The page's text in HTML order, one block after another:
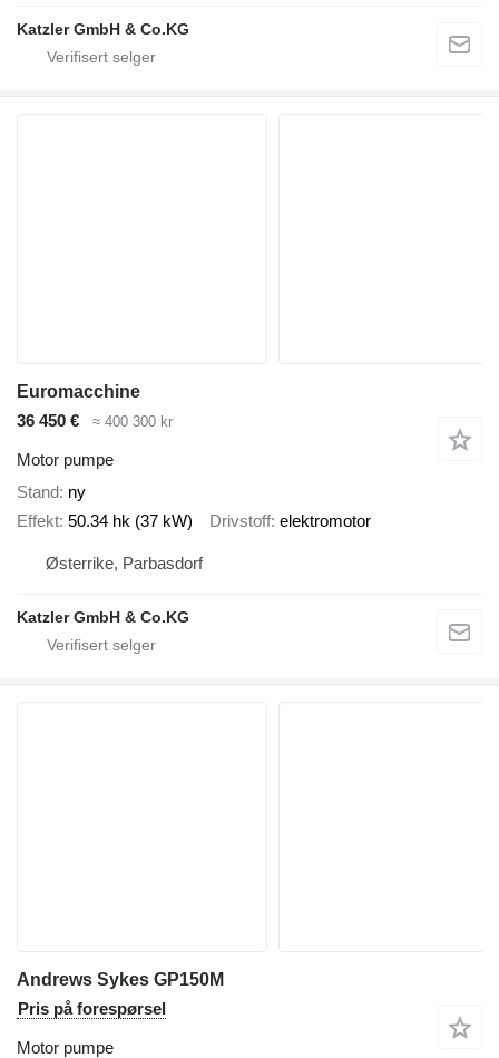
Katzler GmbH & Co.KG
Euromacchine
36 450 €
≈ 400 300 kr
Motor pumpe
Stand ny
Effekt 50.34 hk (37 kW) Drivstoff elektromotor
Østerrike, Parbasdorf
Katzler GmbH & Co.KG
Andrews Sykes GP150M
Pris på forespørsel
Motor pumpe